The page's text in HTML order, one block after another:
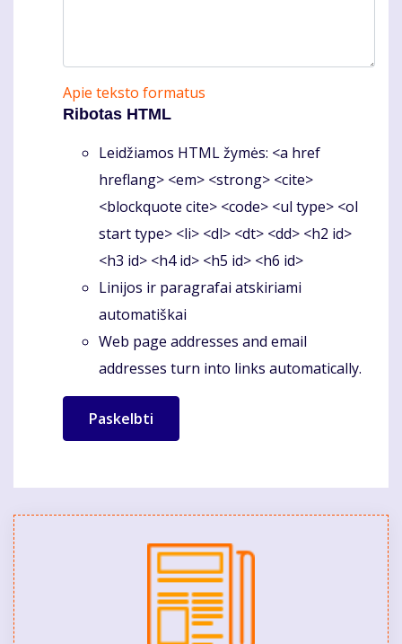
Apie teksto formatus
Ribotas HTML
Leidžiamos HTML žymės: <a href
hreflang> <em> <strong> <cite>
<blockquote cite> <code> <ul type> <ol
start type> <li> <dl> <dt> <dd> <h2 id>
<h3 id> <h4 id> <h5 id> <h6 id>
Linijos ir paragrafai atskiriami
automatiškai
Web page addresses and email
addresses turn into links automatically.